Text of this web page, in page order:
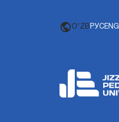
O'ZB РУСENG